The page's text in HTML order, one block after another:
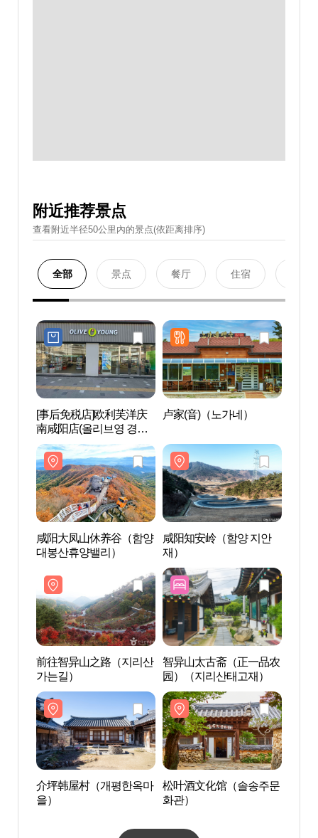
附近推荐景点
查看附近半径50公里內的景点(依距离排序)
全部 景点 餐厅 住宿
[事后免税店]欧利芙洋庆
南咸阳店(올리브영 경남
함양점)
卢家(音)（노가네）
咸阳大凤山休养谷（함양
대봉산휴양밸리）
咸阳知安岭（함양 지안
재）
前往智异山之路（지리산
가는길）
智异山太古斋（正一品农
园）（지리산태고재）
介坪韩屋村（개평한옥마
을）
松叶酒文化馆（솔송주문
화관）